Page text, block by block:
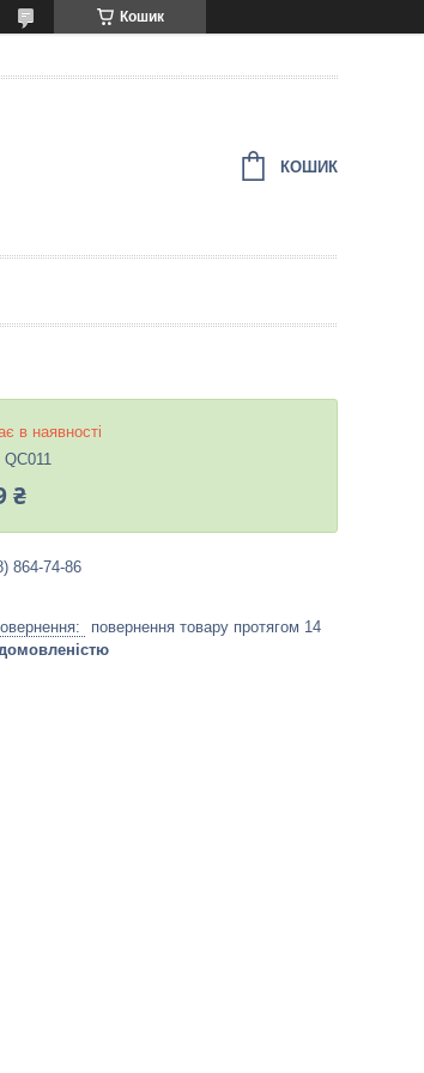
Кошик
КОШИК
в наявності
QC011
₴
864-74-86
повернення товару протягом 14